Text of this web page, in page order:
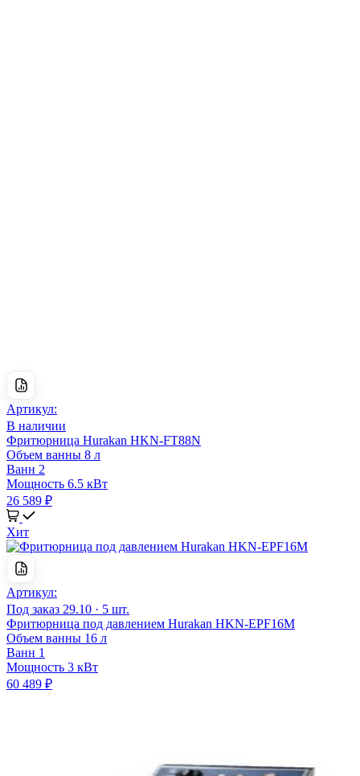
Артикул:
В наличии
Фритюрница Hurakan HKN-FT88N
Объем ванны 8 л
Ванн 2
Мощность 6.5 кВт
26 589 ₽
Хит
Артикул:
Под заказ 29.10 · 5 шт.
Фритюрница под давлением Hurakan HKN-EPF16M
Объем ванны 16 л
Ванн 1
Мощность 3 кВт
60 489 ₽